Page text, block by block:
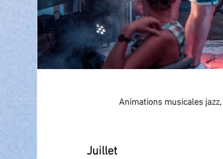
Animations musicales
Juillet